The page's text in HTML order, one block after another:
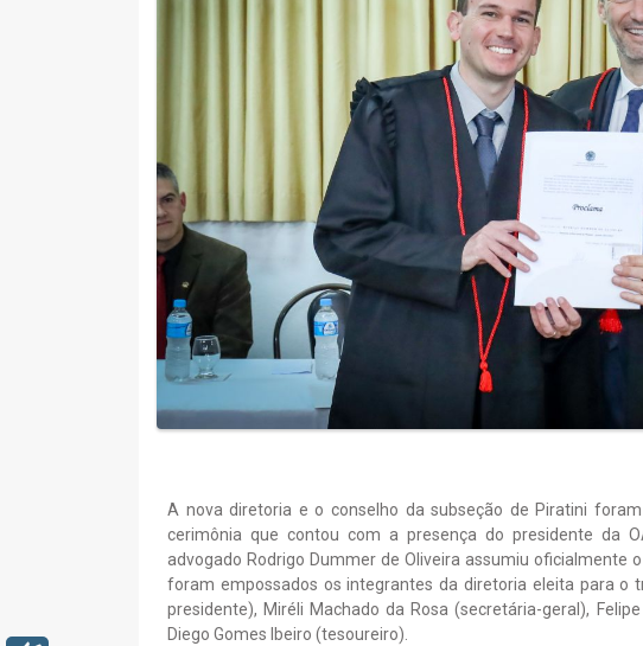
A nova diretoria e o conselho da subseção de Piratini
cerimônia que contou com a presença do presidente da
advogado Rodrigo Dummer de Oliveira assumiu oficialmente
foram empossados os integrantes da diretoria eleita para o
presidente), Miréli Machado da Rosa (secretária-geral),
Diego Gomes Ibeiro (tesoureiro).